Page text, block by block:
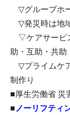
▽グループホ
▽発災時は地
▽ケアサービ
助・互助・共助
▽プライムケ
制作り
■厚生労働省 災
■ ノーリフティ